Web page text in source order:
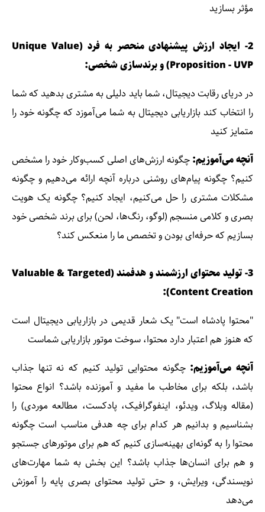
مؤثر بسازید
2- ایجاد ارزش پیشنهادی منحصر به فرد (Unique Value
Proposition - UVP) و برندسازی شخصی:
در دریای رقابت دیجیتال، شما باید دلیلی به مشتری بدهید که شما
را انتخاب کند بازاریابی دیجیتال به شما می‌آموزد که چگونه خود را
متمایز کنید
آنچه می‌آموزیم:چگونه ارزش‌های اصلی کسب‌وکار خود را مشخص
کنیم؟ چگونه پیام‌های روشنی درباره آنچه ارائه می‌دهیم و چگونه
مشکلات مشتری را حل می‌کنیم، ایجاد کنیم؟ چگونه یک هویت
بصری و کلامی منسجم (لوگو، رنگ‌ها، لحن) برای برند شخصی خود
بسازیم که حرفه‌ای بودن و تخصص ما را منعکس کند؟
3- تولید محتوای ارزشمند و هدفمند (Valuable & Targeted
Content Creation):
"محتوا پادشاه است" یک شعار قدیمی در بازاریابی دیجیتال است
که هنوز هم اعتبار دارد محتوا، سوخت موتور بازاریابی شماست
آنچه می‌آموزیم:چگونه محتوایی تولید کنیم که نه تنها جذاب
باشد، بلکه برای مخاطب ما مفید و آموزنده باشد؟ انواع محتوا
(مقاله وبلاگ، ویدئو، اینفوگرافیک، پادکست، مطالعه موردی) را
بشناسیم و بدانیم هر کدام برای چه هدفی مناسب است چگونه
محتوا را به گونه‌ای بهینه‌سازی کنیم که هم برای موتورهای جستجو
و هم برای انسان‌ها جذاب باشد؟ این بخش به شما مهارت‌های
نویسندگی، ویرایش، و حتی تولید محتوای بصری پایه را آموزش
می‌دهد